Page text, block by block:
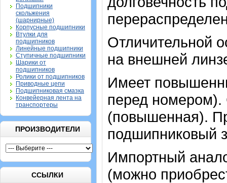
Подшипники
скольжения
(шарнирные)
Корпусные подшипники
Втулки для
подшипников
Линейные подшипники
Ступичные подшипники
Шарики от
подшипников
Ролики от подшипников
Приводные цепи
Подшипниковая смазка
Конвейерная лента на
транспортеры
ПРОИЗВОДИТЕЛИ
ССЫЛКИ
Отличительной
на внешней
Имеет
перед номером).
(повышенная).
подшипниковый
Импортный
(можно